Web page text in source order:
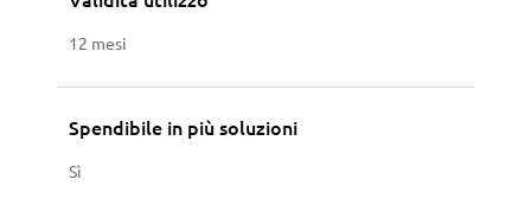
12 mesi
Spendibile in più soluzioni
Sì